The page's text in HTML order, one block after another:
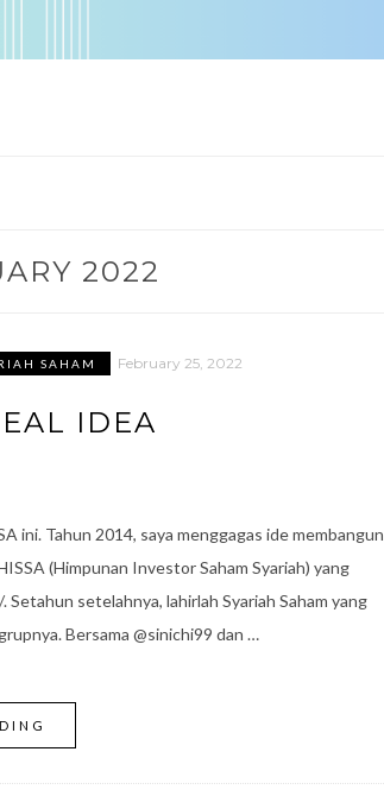
2022
SAHAM February 25, 2022
IDEA
ini. Tahun 2014, saya menggagas ide membangun
(Himpunan Investor Saham Syariah) yang
setelahnya, lahirlah Syariah Saham yang
Bersama @sinichi99 dan …